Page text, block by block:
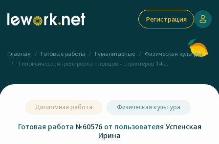
Регистрация
Главная Готовые работы Гуманитарные
Физическая культура
Гипоксическая тренировка пловцов - спринтеров 14-...
Дипломная работа Физическая культура
Готовая работа №60576 от пользователя Успенская
Ирина